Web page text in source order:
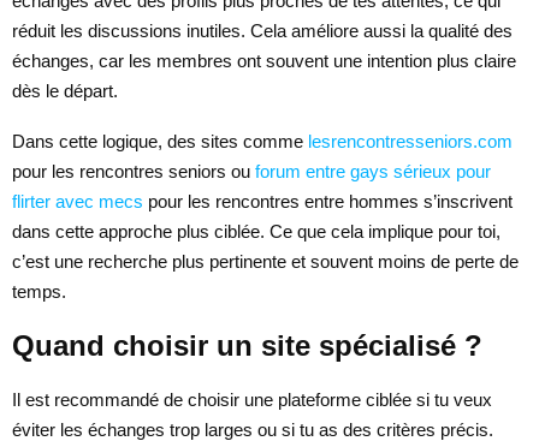
réduit les discussions inutiles. Cela améliore aussi la qualité des
échanges, car les membres ont souvent une intention plus claire
dès le départ.
Dans cette logique, des sites comme lesrencontresseniors.com
pour les rencontres seniors ou forum entre gays sérieux pour
flirter avec mecs pour les rencontres entre hommes s’inscrivent
dans cette approche plus ciblée. Ce que cela implique pour toi,
c’est une recherche plus pertinente et souvent moins de perte de
temps.
Quand choisir un site spécialisé ?
Il est recommandé de choisir une plateforme ciblée si tu veux
éviter les échanges trop larges ou si tu as des critères précis.